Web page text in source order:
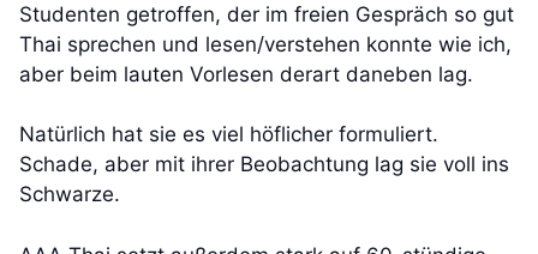
Studenten getroffen, der im freien Gespräch so gut
Thai sprechen und lesen/verstehen konnte wie ich,
aber beim lauten Vorlesen derart daneben lag.
Natürlich hat sie es viel höflicher formuliert.
Schade, aber mit ihrer Beobachtung lag sie voll ins
Schwarze.